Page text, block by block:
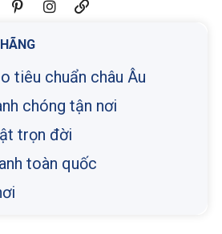
tiêu chuẩn châu Âu
chóng tận nơi
trọn đời
toàn quốc